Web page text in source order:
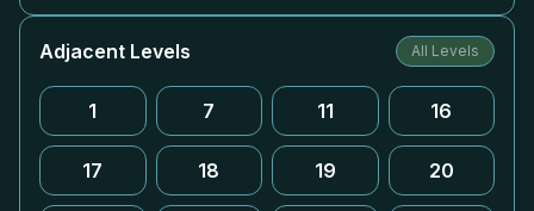
Adjacent Levels All Levels
1 7 11 16
17 18 19 20